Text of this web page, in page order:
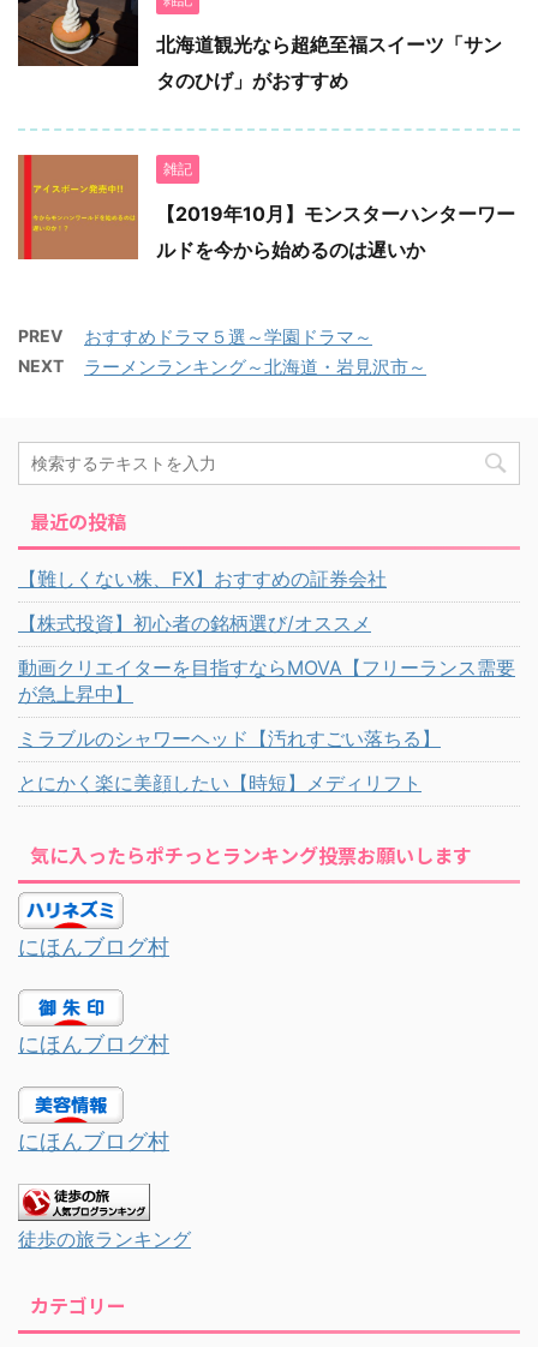
北海道観光なら超絶至福スイーツ「サン
タのひげ」がおすすめ
雑記
【2019年10月】モンスターハンターワー
ルドを今から始めるのは遅いか
PREV おすすめドラマ５選～学園ドラマ～
NEXT ラーメンランキング～北海道・岩見沢市～
最近の投稿
【難しくない株、FX】おすすめの証券会社
【株式投資】初心者の銘柄選び/オススメ
動画クリエイターを目指すならMOVA【フリーランス需要
が急上昇中】
ミラブルのシャワーヘッド【汚れすごい落ちる】
とにかく楽に美顔したい【時短】メディリフト
気に入ったらポチっとランキング投票お願いします
にほんブログ村
にほんブログ村
にほんブログ村
徒歩の旅ランキング
カテゴリー